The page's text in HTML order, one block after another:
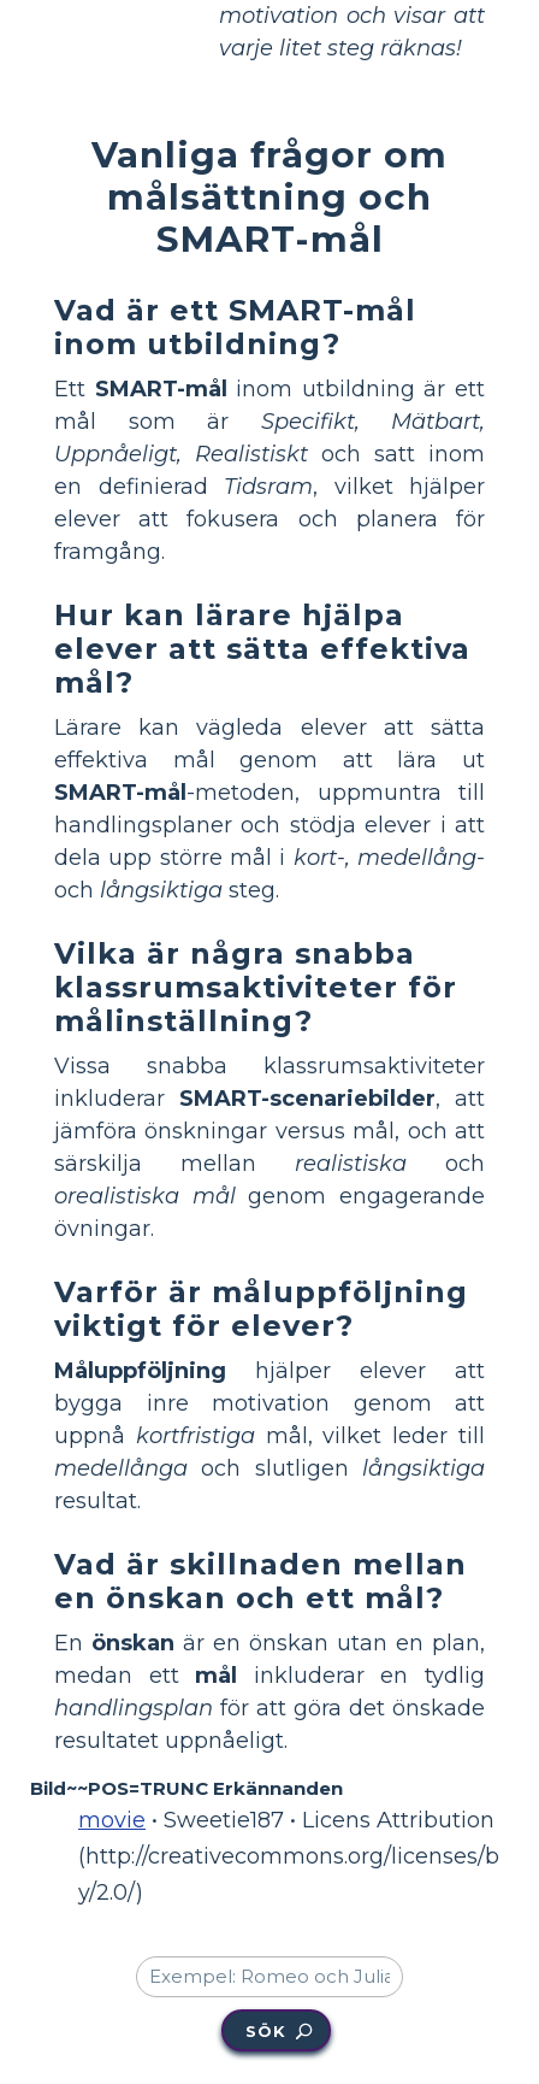
motivation och visar att
varje litet steg räknas!
Vanliga frågor om
målsättning och
SMART-mål
Vad är ett SMART-mål
inom utbildning?
Ett SMART-mål
inom utbildning är ett
mål som är Specifikt, Mätbart,
Uppnåeligt, Realistiskt och satt inom
en definierad Tidsram, vilket hjälper
elever att fokusera och planera för
framgång.
Hur kan lärare hjälpa
elever att sätta effektiva
mål?
Lärare kan vägleda elever att sätta
effektiva mål genom att lära ut
SMART-mål -metoden, uppmuntra till
handlingsplaner och stödja elever i att
dela upp större mål i kort-, medellång-
och långsiktiga steg.
Vilka är några snabba
klassrumsaktiviteter för
målinställning?
Vissa snabba klassrumsaktiviteter
inkluderar SMART-scenariebilder, att
jämföra önskningar versus mål, och att
särskilja mellan realistiska och
orealistiska målgenom engagerande
övningar.
Varför är måluppföljning
viktigt för elever?
Måluppföljning hjälper elever att
bygga inre motivation genom att
uppnå kortfristigamål, vilket leder till
medellånga och slutligen långsiktiga
resultat.
Vad är skillnaden mellan
en önskan och ett mål?
En önskan är en önskan utan en plan,
medan ett mål
inkluderar en tydlig
handlingsplan för att göra det önskade
resultatet uppnåeligt.
Bild~~POS=TRUNC Erkännanden
movie • Sweetie187 • Licens Attribution
(http://creativecommons.org/licenses/b
y/2.0/)
SÖK